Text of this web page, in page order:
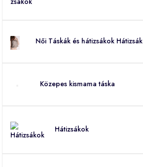
Női Táskák és hátizsákok Hátizsák
Közepes kismama táska
Hátizsákok